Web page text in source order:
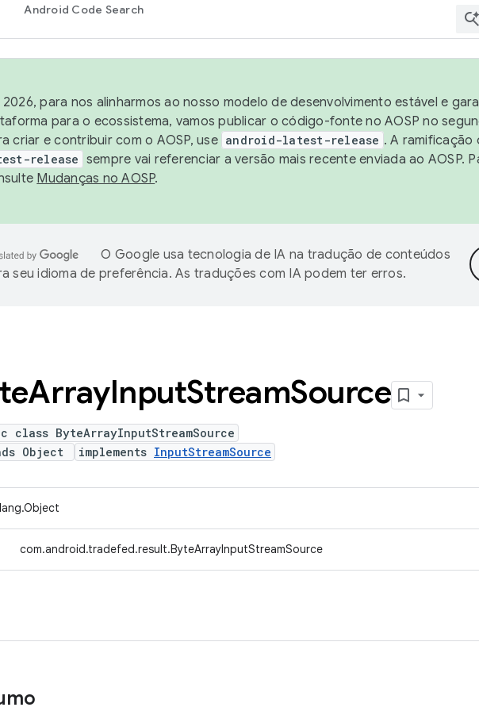
Android Code Search
2026, para nos alinharmos ao nosso modelo de desenvolvimento estável e
para o ecossistema, vamos publicar o código-fonte no AOSP no
criar e contribuir com o AOSP, use android-latest-release . A ramificação
release sempre vai referenciar a versão mais recente enviada ao AOSP.
Mudanças no AOSP.
O Google usa tecnologia de IA na tradução de conteúdos
seu idioma de preferência. As traduções com IA podem ter erros.
ArrayInputStreamSource
class ByteArrayInputStreamSource
Object
implements InputStreamSource
com.android.tradefed.result.ByteArrayInputStreamSource